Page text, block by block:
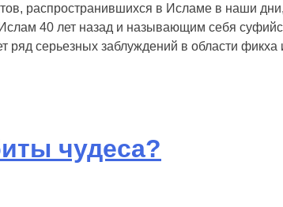
распространившихся в Исламе в наши
40 лет назад и называющим себя
ряд серьезных заблуждений в области фикха
чудеса?